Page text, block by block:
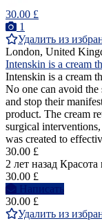
30.00 £
1
Удалить из
London, United
Intenskin is a cream
Intenskin is a cream
No one can avoid
and stop their
product. The cream
surgical
was created to
30.00 £
2 лет назад Красота
30.00 £
Написать
30.00 £
Удалить из